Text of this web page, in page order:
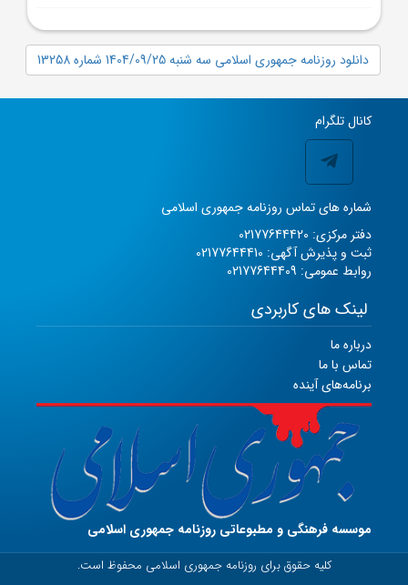
دانلود روزنامه جمهوری اسلامی سه شنبه 1404/09/25 شماره 13258
کانال تلگرام
شماره های تماس روزنامه جمهوری اسلامی
دفتر مرکزی: 02177644420
ثبت و پذیرش آگهی: 02177644410
روابط عمومی: 02177644409
لینک های کاربردی
درباره ما
تماس با ما
برنامه‌های آینده
موسسه فرهنگی و مطبوعاتی روزنامه جمهوری اسلامی
کلیه حقوق برای روزنامه جمهوری اسلامی محفوظ است.